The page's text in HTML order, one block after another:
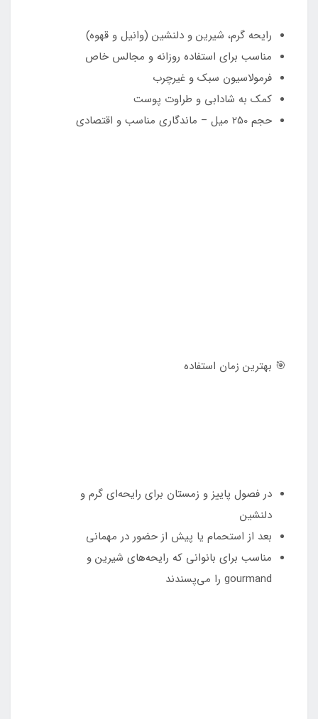
رایحه گرم، شیرین و دلنشین (وانیل و قهوه)
مناسب برای استفاده روزانه و مجالس خاص
فرمولاسیون سبک و غیرچرب
کمک به شادابی و طراوت پوست
حجم 250 میل – ماندگاری مناسب و اقتصادی
🎯 بهترین زمان استفاده
در فصول پاییز و زمستان برای رایحه‌ای گرم و
دلنشین
بعد از استحمام یا پیش از حضور در مهمانی
مناسب برای بانوانی که رایحه‌های شیرین و
gourmand را می‌پسندند